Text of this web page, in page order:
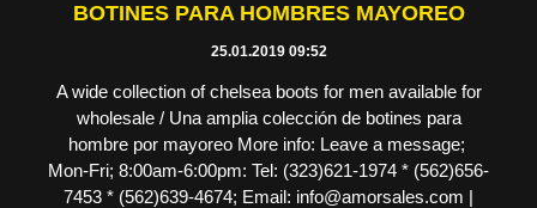
BOTINES PARA HOMBRES MAYOREO
25.01.2019 09:52
A wide collection of chelsea boots for men available for
wholesale / Una amplia colección de botines para
hombre por mayoreo More info: Leave a message;
Mon-Fri; 8:00am-6:00pm: Tel: (323)621-1974 * (562)656-
7453 * (562)639-4674; Email: info@amorsales.com |